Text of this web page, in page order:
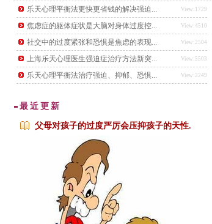
后，又下了另一道更难的题目，要找出这个数学天才。View:1729
乐天心理平衡法更快更省钱的解决强迫...
View:4510
焦虑症的躯体症状是大脑对身体过度控...
View:2504
社交中的过度紧张和恐惧是焦虑的表现...
View:5503
上海乐天心理医生强迫症治疗方法新突...
View:2249
乐天心理平衡法治疗强迫、抑郁、恐惧...
最近更新
父母对孩子的过度严厉会压抑孩子的天性.